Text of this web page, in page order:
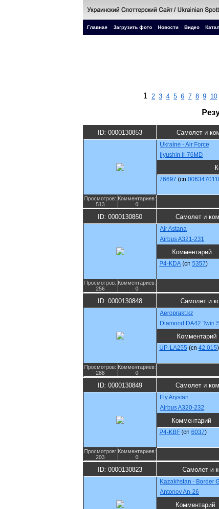
Главная Загрузить фото Новости Видео
1 2 3 4 5 6 7 8 9 10
ID: 0000130853 Самолет и
Ukraine - Air Force
Ilyushin Il-76MD
76697 (cn
Просмотров:
513
Комментариев:
0
ID: 0000130850 Самолет и
Air Astana
Airbus A321-231
Комментарий
P4-KDA (cn 5357)
Просмотров:
256
Комментариев:
0
ID: 0000130848 Самолет и
Aeroprakt.kz
Diamond DA42 Twin
Комментарий
UP-LA255 (cn 42.015)
Просмотров:
288
Комментариев:
0
ID: 0000130849 Самолет и
Fly Arystan
Airbus A320-232
Комментарий
P4-KBF (cn 6037)
Просмотров:
203
Комментариев:
0
ID: 0000130823 Самолет и
Kazakhstan - Border
Antonov An-26
Комментарий